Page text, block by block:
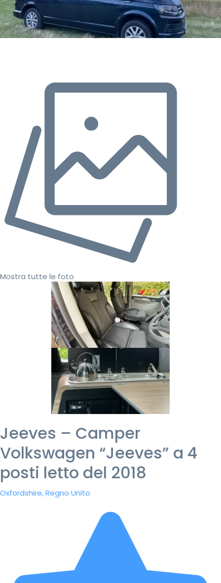
Mostra tutte le foto
Jeeves – Camper
Volkswagen “Jeeves” a 4
posti letto del 2018
Oxfordshire, Regno Unito